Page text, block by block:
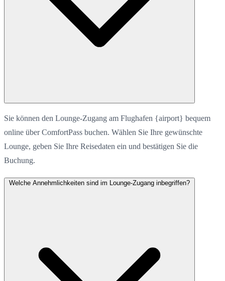
Sie können den Lounge-Zugang am Flughafen {airport} bequem
online über ComfortPass buchen. Wählen Sie Ihre gewünschte
Lounge, geben Sie Ihre Reisedaten ein und bestätigen Sie die
Buchung.
Welche Annehmlichkeiten sind im Lounge-Zugang inbegriffen?